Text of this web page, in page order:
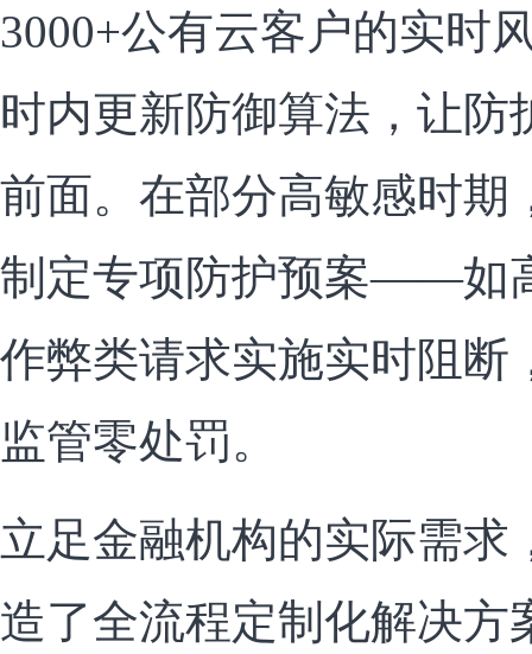
3000+公有云客户的实时
时内更新防御算法，让防
前面。在部分高敏感时期
制定专项防护预案——如
作弊类请求实施实时阻断
监管零处罚。
立足金融机构的实际需求
造了全流程定制化解决方